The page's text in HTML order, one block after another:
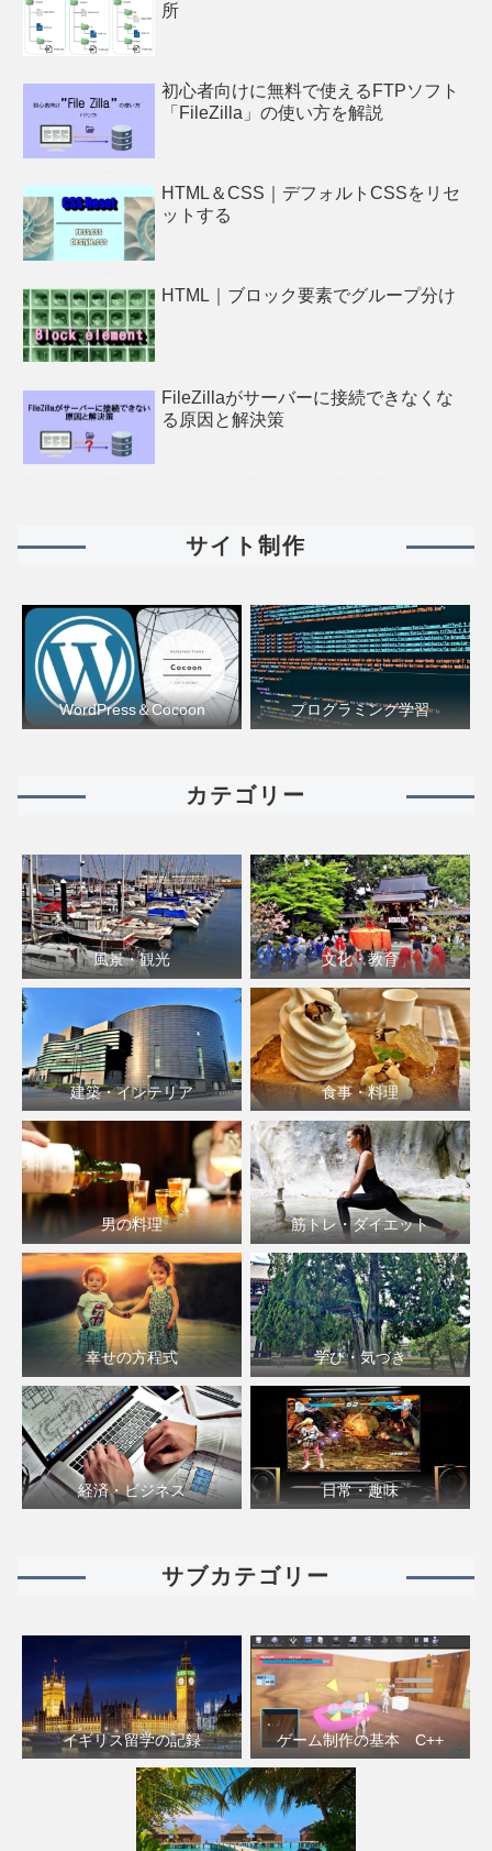
所
初心者向けに無料で使えるFTPソフト
「FileZilla」の使い方を解説
HTML＆CSS｜デフォルトCSSをリセ
ットする
HTML｜ブロック要素でグループ分け
FileZillaがサーバーに接続できなくな
る原因と解決策
サイト制作
WordPress＆Cocoon プログラミング学習
カテゴリー
風景・観光 文化・教育
建築・インテリア 食事・料理
男の料理 筋トレ・ダイエット
幸せの方程式 学び・気づき
経済・ビジネス 日常・趣味
サブカテゴリー
イギリス留学の記録 ゲーム制作の基本 C++